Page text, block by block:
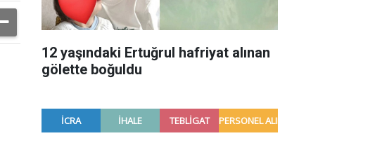
12 yaşındaki Ertuğrul hafriyat alınan
gölette boğuldu